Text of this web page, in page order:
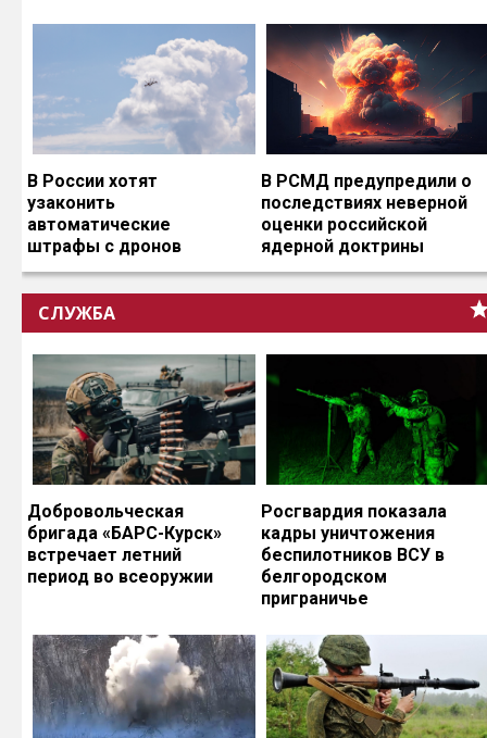
В России хотят
узаконить
автоматические
штрафы с дронов
В РСМД предупредили о
последствиях неверной
оценки российской
ядерной доктрины
СЛУЖБА
Добровольческая
бригада «БАРС-Курск»
встречает летний
период во всеоружии
Росгвардия показала
кадры уничтожения
беспилотников ВСУ в
белгородском
приграничье